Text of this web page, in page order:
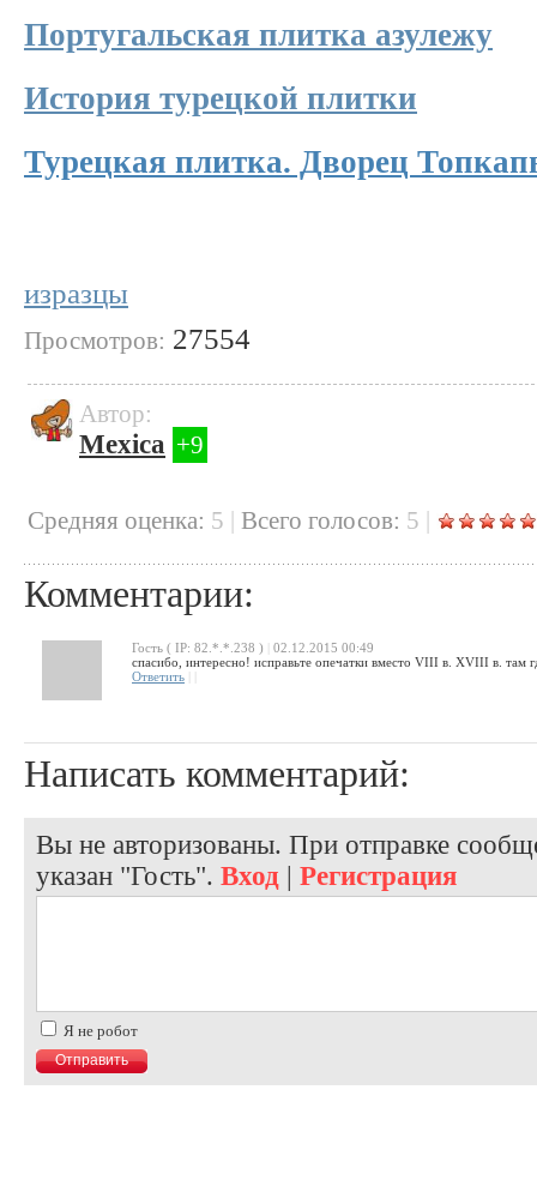
Португальская плитка азулежу
История турецкой плитки
Турецкая плитка. Дворец
изразцы
Просмотров: 27554
Автор:
Mexica +9
Cредняя оценка: 5 | Всего голосов: 5 |
Комментарии:
Гость ( IP: 82.*.*.238 )
02.12.2015 00:49
спасибо, интересно! исправьте опечатки вместо VIII в. XVIII в. там
Ответить
Написать комментарий:
Вы не авторизованы. При отправке
указан "Гость". Вход | Регистрация
Я не робот